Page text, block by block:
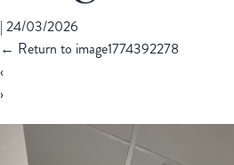
| 24/03/2026
← Return to image1774392278
‹
›